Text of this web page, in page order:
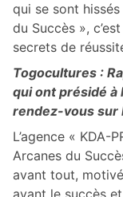
qui se sont
du Succès »,
secrets de
Togocultures :
qui ont présidé à
rendez-vous sur
L’agence « KDA-
Arcanes du
avant tout,